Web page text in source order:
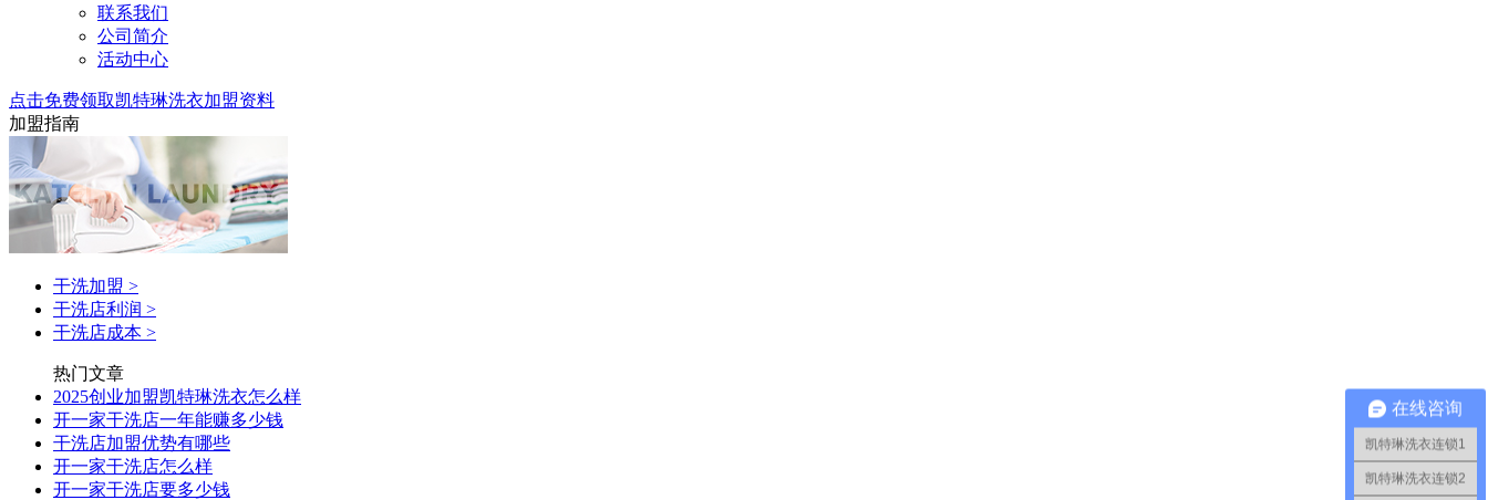
联系我们
公司简介
活动中心
点击免费领取凯特琳洗衣加盟资料
加盟指南
干洗加盟 >
干洗店利润 >
干洗店成本 >
热门文章
2025创业加盟凯特琳洗衣怎么样
开一家干洗店一年能赚多少钱
干洗店加盟优势有哪些
开一家干洗店怎么样
开一家干洗店要多少钱
在线咨询
凯特琳洗衣连锁1
凯特琳洗衣连锁2